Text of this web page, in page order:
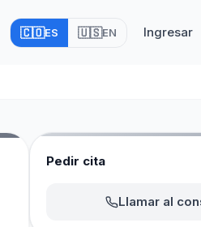
🇨🇴ES 🇺🇸EN Ingresar
Pedir cita
Llamar al